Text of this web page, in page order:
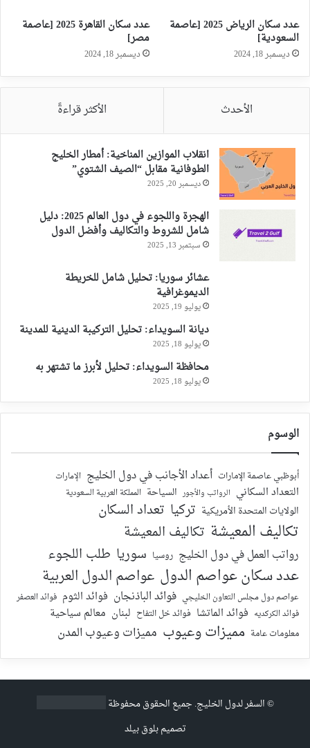
عدد سكان الرياض 2025 [عاصمة
السعودية]
ديسمبر 18, 2024
عدد سكان القاهرة 2025 [عاصمة
مصر]
ديسمبر 18, 2024
الأحدث الأكثر قراءةً
انقلاب الموازين المناخية: أمطار الخليج
الطوفانية مقابل “الصيف الشتوي”
ديسمبر 20, 2025
الهجرة واللجوء في دول العالم 2025: دليل
شامل للشروط والتكاليف وأفضل الدول
سبتمبر 13, 2025
عشائر سوريا: تحليل شامل للخريطة
الديموغرافية
يوليو 19, 2025
ديانة السويداء: تحليل التركيبة الدينية للمدينة
يوليو 18, 2025
محافظة السويداء: تحليل لأبرز ما تشتهر به
يوليو 18, 2025
الوسوم
أبوظبي عاصمة الإمارات أعداد الأجانب في دول الخليج الإمارات
التعداد السكاني الرواتب والأجور السياحة المملكة العربية السعودية
الولايات المتحدة الأمريكية تركيا تعداد السكان
تكاليف المعيشة تكاليف المعيشة
رواتب العمل في دول الخليج روسيا سوريا طلب اللجوء
عدد سكان عواصم الدول عواصم الدول العربية
عواصم دول مجلس التعاون الخليجي فوائد الباذنجان فوائد الثوم فوائد العصفر
فوائد الكركديه فوائد الماتشا فوائد خل التفاح لبنان معالم سياحية
معلومات عامة مميزات وعيوب مميزات وعيوب المدن
©السفر لدول الخليج. جميع الحقوق محفوظة
تصميمبلوق بيلد